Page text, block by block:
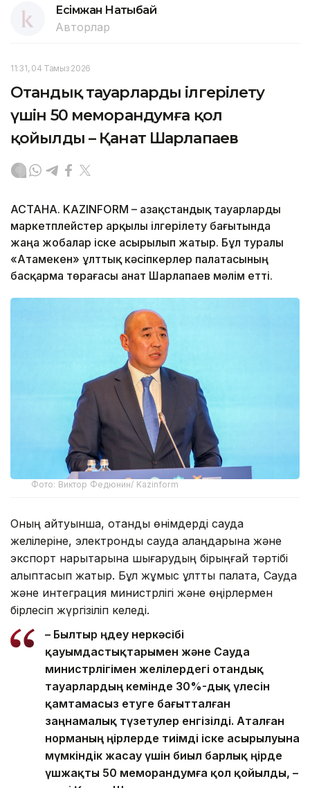
Есімжан Нақтыбай
Авторлар
11:31, 04 Тамыз 2026
Отандық тауарларды ілгерілету
үшін 50 меморандумға қол
қойылды – Қанат Шарлапаев
АСТАНА. KAZINFORM – Қазақстандық тауарларды
маркетплейстер арқылы ілгерілету бағытында
жаңа жобалар іске асырылып жатыр. Бұл туралы
«Атамекен» ұлттық кәсіпкерлер палатасының
басқарма төрағасы Қанат Шарлапаев мәлім етті.
Фото: Виктор Федюнин/ Kazinform
Оның айтуынша, отандық өнімдерді сауда
желілеріне, электрондық сауда алаңдарына және
экспорт нарықтарына шығарудың бірыңғай тәртібі
қалыптасып жатыр. Бұл жұмыс ұлттық палата, Сауда
және интеграция министрлігі және өңірлермен
бірлесіп жүргізіліп келеді.
– Былтыр өңдеу өнеркәсібі
қауымдастықтарымен және Сауда
министрлігімен желілердегі отандық
тауарлардың кемінде 30%-дық үлесін
қамтамасыз етуге бағытталған
заңнамалық түзетулер енгізілді. Аталған
норманың өңірлерде тиімді іске асырылуына
мүмкіндік жасау үшін биыл барлық өңірде
үшжақты 50 меморандумға қол қойылды, –